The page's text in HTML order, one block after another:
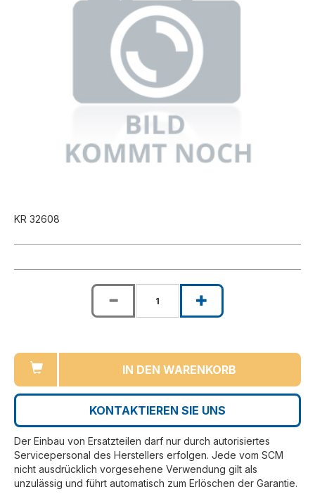
KR 32608
IN DEN WARENKORB
KONTAKTIEREN SIE UNS
Der Einbau von Ersatzteilen darf nur durch autorisiertes
Servicepersonal des Herstellers erfolgen. Jede vom SCM
nicht ausdrücklich vorgesehene Verwendung gilt als
unzulässig und führt automatisch zum Erlöschen der Garantie.